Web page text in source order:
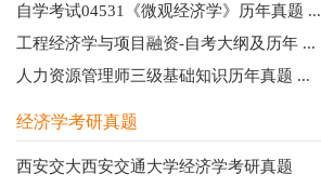
自学考试04531《微观经济学》历年真题 ...
工程经济学与项目融资-自考大纲及历年 ...
人力资源管理师三级基础知识历年真题 ...
经济学考研真题
西安交大西安交通大学经济学考研真题